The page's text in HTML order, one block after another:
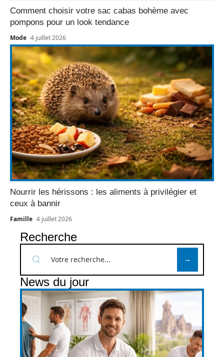
Comment choisir votre sac cabas bohème avec
pompons pour un look tendance
Mode 4 juillet 2026
Nourrir les hérissons : les aliments à privilégier et
ceux à bannir
Famille 4 juillet 2026
Recherche
News du jour